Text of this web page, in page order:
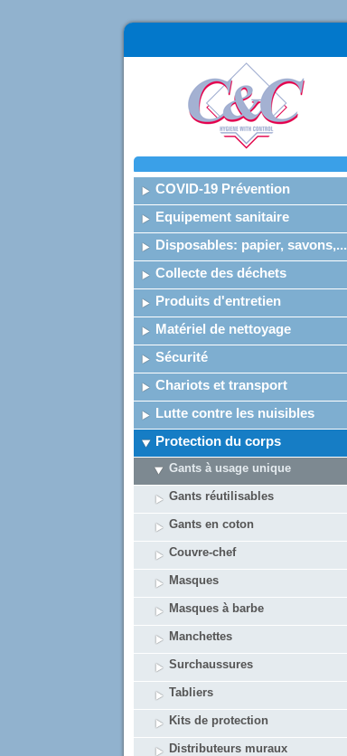
COVID-19 Prévention
Equipement sanitaire
Disposables: papier, savons,...
Collecte des déchets
Produits d'entretien
Matériel de nettoyage
Sécurité
Chariots et transport
Lutte contre les nuisibles
Protection du corps
Gants à usage unique
Gants réutilisables
Gants en coton
Couvre-chef
Masques
Masques à barbe
Manchettes
Surchaussures
Tabliers
Kits de protection
Distributeurs muraux